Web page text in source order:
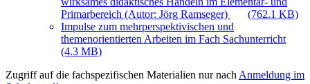
Primarbereich (Autor: Jörg Ramseger)
(762.1 KB)
Impulse zum mehrperspektivischen und
themenorientierten Arbeiten im Fach Sachunterricht
(4.3 MB)
Zugriff auf die fachspezifischen Materialien nur nach Anmeldung im